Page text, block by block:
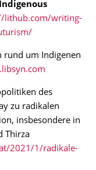
lithub.com/writing-
rund um Indigenen
des
zu radikalen
insbesondere in
Thirza
2021/1/radikale-